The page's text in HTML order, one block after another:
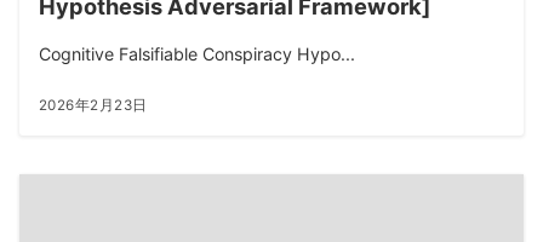
Hypothesis Adversarial Framework]
Cognitive Falsifiable Conspiracy Hypo...
2026年2月23日